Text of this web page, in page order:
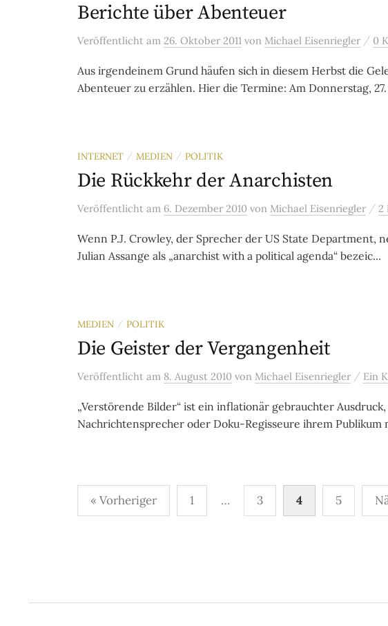
Berichte über Abenteuer
Veröffentlicht am 26. Oktober 2011 von Michael Eisenriegler / 0
Aus irgendeinem Grund häufen sich in diesem Herbst die
Abenteuer zu erzählen. Hier die Termine: Am Donnerstag,
INTERNET / MEDIEN / POLITIK
Die Rückkehr der Anarchisten
Veröffentlicht am 6. Dezember 2010 von Michael Eisenriegler / 2
Wenn P.J. Crowley, der Sprecher der US State Department,
Julian Assange als „anarchist with a political agenda“ bezeic...
MEDIEN / POLITIK
Die Geister der Vergangenheit
Veröffentlicht am 8. August 2010 von Michael Eisenriegler / Ein
„Verstörende Bilder“ ist ein inflationär gebrauchter
Nachrichtensprecher oder Doku-Regisseure ihrem Publikum
Seitennummerierung
« Vorheriger 1 … 3 4 5